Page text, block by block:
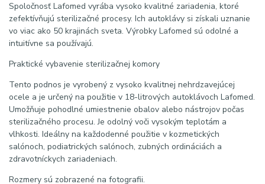
Spoločnosť Lafomed vyrába vysoko kvalitné zariadenia, ktoré
zefektívňujú sterilizačné procesy. Ich autoklávy si získali uznanie
vo viac ako 50 krajinách sveta. Výrobky Lafomed sú odolné a
intuitívne sa používajú.
Praktické vybavenie sterilizačnej komory
Tento podnos je vyrobený z vysoko kvalitnej nehrdzavejúcej
ocele a je určený na použitie v 18-litrových autoklávoch Lafomed.
Umožňuje pohodlné umiestnenie obalov alebo nástrojov počas
sterilizačného procesu. Je odolný voči vysokým teplotám a
vlhkosti. Ideálny na každodenné použitie v kozmetických
salónoch, podiatrických salónoch, zubných ordináciách a
zdravotníckych zariadeniach.
Rozmery sú zobrazené na fotografii.